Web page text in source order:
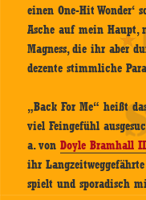
einen One-Hit
Asche auf mein Haupt,
Magness, die ihr aber
dezente stimmliche
„Back For Me“ heißt
viel Feingefühl
a. vonDoyle Bramhall II
ihr
spielt und sporadisch